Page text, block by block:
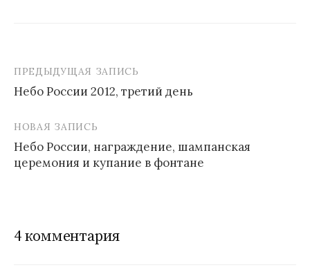
а
в
а
ПРЕДЫДУЩАЯ ЗАПИСЬ
Небо России 2012, третий день
НОВАЯ ЗАПИСЬ
Небо России, награждение, шампанская
церемония и купание в фонтане
4 комментария